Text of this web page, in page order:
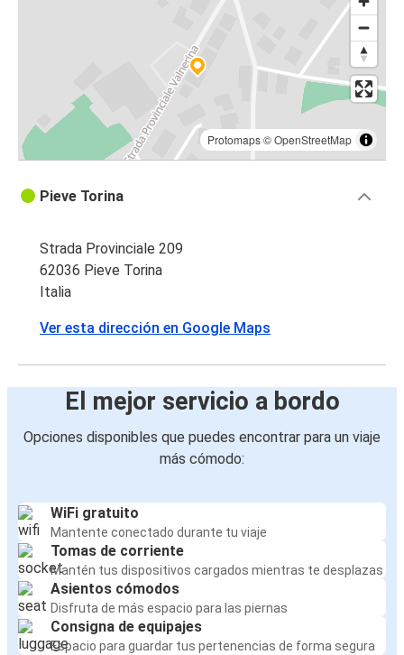
Protomaps©OpenStreetMap
Pieve Torina
Strada Provinciale 209
62036 Pieve Torina
Italia
Ver esta dirección en Google Maps
El mejor servicio a bordo
Opciones disponibles que puedes encontrar para un viaje
más cómodo:
WiFi gratuito
Mantente conectado durante tu viaje
Tomas de corriente
Mantén tus dispositivos cargados mientras te desplazas
Asientos cómodos
Disfruta de más espacio para las piernas
Consigna de equipajes
Espacio para guardar tus pertenencias de forma segura